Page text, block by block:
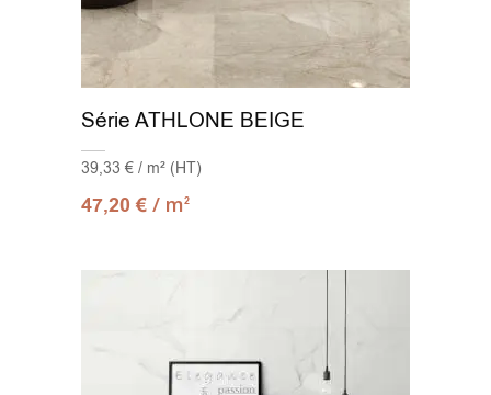
Série ATHLONE BEIGE
39,33 € / m² (HT)
47,20€ / m2